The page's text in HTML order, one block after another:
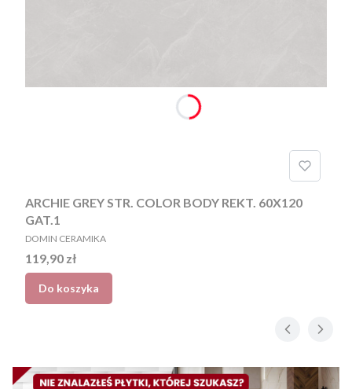
ARCHIE GREY STR. COLOR BODY REKT. 60X120
GAT.1
PRODUCENT
DOMIN CERAMIKA
Cena
119,90 zł
Do koszyka